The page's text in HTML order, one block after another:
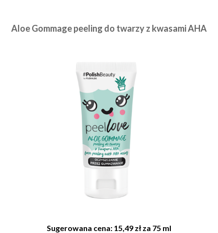
Aloe Gommage peeling do twarzy z kwasami AHA
Sugerowana cena: 15,49 zł za 75 ml